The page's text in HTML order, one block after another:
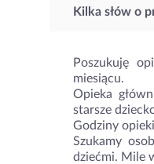
Kilka słów o
Poszukuję
miesiącu.
Opieka
starsze
Godziny
Szukamy
dziećmi. Mile